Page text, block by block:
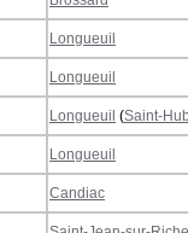
Longueuil
Longueuil
Longueuil (Saint-
Longueuil
Candiac